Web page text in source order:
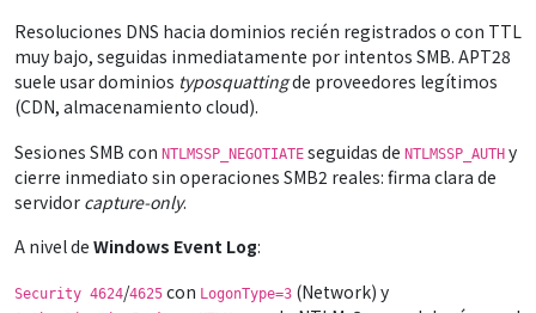
Resoluciones DNS hacia dominios recién registrados o con TTL
muy bajo, seguidas inmediatamente por intentos SMB. APT28
suele usar dominios typosquattingde proveedores legítimos
(CDN, almacenamiento cloud).
Sesiones SMB con NTLMSSP_NEGOTIATE seguidas de NTLMSSP_AUTH y
cierre inmediato sin operaciones SMB2 reales: firma clara de
servidor capture-only.
A nivel de Windows Event Log:
Security 4624/4625 con LogonType=3 (Network) y